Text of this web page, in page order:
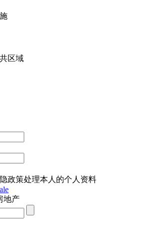
区域
政策处理本人的个人资料
地产